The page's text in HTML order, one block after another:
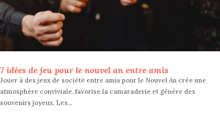
7 idées de jeu pour le nouvel an entre amis
Jouer à des jeux de société entre amis pour le Nouvel An crée une
atmosphère conviviale, favorise la camaraderie et génère des
souvenirs joyeux. Les...